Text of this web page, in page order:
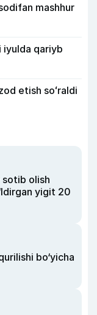
mashhur
iyulda qariyb
etish soʻraldi
sotib olish
yigit 20
bo‘yicha